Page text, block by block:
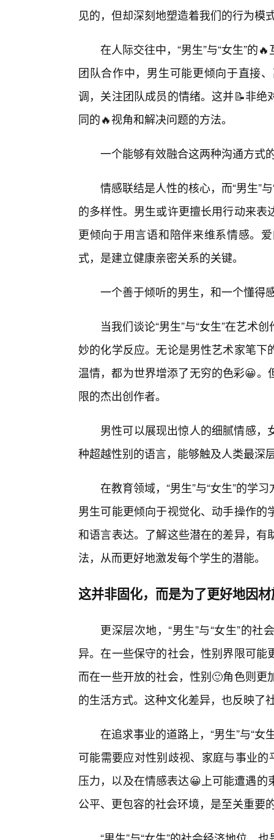
见的，但却深刻地塑造着我们的行为模
在人际交往中，“男生”与“女生”的
团队合作中，男生可能更倾向于直接
调，关注团队成员的情绪。这并📝非
同的🔥视角和解决问题的方法。
一个能够有效融合这两种沟通方式
情感联结是人性的核心，而“男生”
的多样性。男生或许更擅长用行动来
更倾向于用言语和陪伴来维系情感。
式，是建立健康亲密关系的关键。
一个善于倾听的男生，和一个懂得
当我们谈论“男生”与“女生”在艺术
妙的化学反应。无论是男性艺术家笔
温情，都为世界增添了无穷的色彩😀
限的杰出创作者。
男性可以展现出惊人的细腻情感
种超越性别的语言，能够触及人类最深
在教育领域，“男生”与“女生”的学
男生可能更倾向于视觉化、动手操作
和语言表达。了解这些潜在的差异，
法，从而更好地激发每个学生的潜能。
这并非固化，而是为了更好地因
更深层次地，“男生”与“女生”的
异。在一些保守的社会，性别界限可
而在一些开放的社会，性别🙂角色则
的生活方式。这种文化差异，也反映了
在追求事业的道路上，“男生”与“
可能需要应对性别歧视、家庭与事业
压力，以及在情感表达😀上可能遭遇
公平、更包容的社会环境，是至关重要